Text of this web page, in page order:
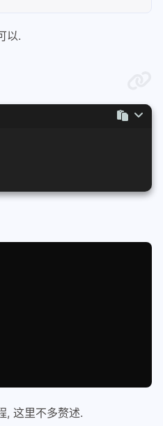
以.
, 这里不多赘述.